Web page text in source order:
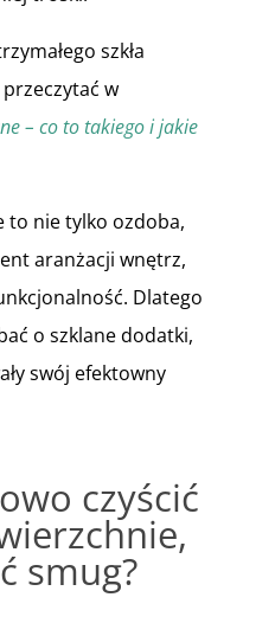
szkła
w
– co to takiego i jakie
to nie tylko ozdoba,
aranżacji wnętrz,
Dlatego
o szklane dodatki,
swój efektowny
czyścić
smug?